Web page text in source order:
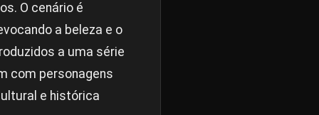
O cenário é
a beleza e o
a uma série
com personagens
e histórica